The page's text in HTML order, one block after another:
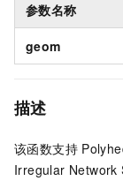
参数名称
geom
描述
该函数支持
Irregular Network